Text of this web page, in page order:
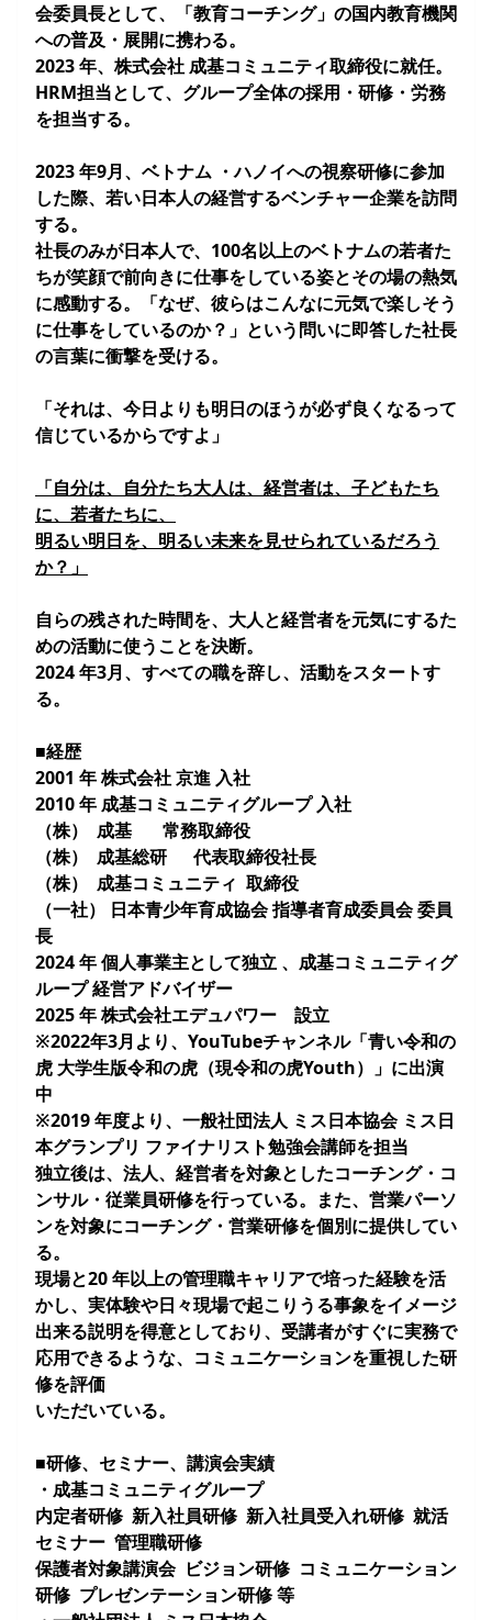
会委員⾧として、「教育コーチング」の国内教育機関
への普及・展開に携わる。
2023 年、株式会社 成基コミュニティ取締役に就任。
HRM担当として、グループ全体の採用・研修・労務
を担当する。
2023 年9月、ベトナム ・ハノイへの視察研修に参加
した際、若い日本人の経営するベンチャー企業を訪問
する。
社⾧のみが日本人で、100名以上のベトナムの若者た
ちが笑顔で前向きに仕事をしている姿とその場の熱気
に感動する。「なぜ、彼らはこんなに元気で楽しそう
に仕事をしているのか？」という問いに即答した社⾧
の言葉に衝撃を受ける。
「それは、今日よりも明日のほうが必ず良くなるって
信じているからですよ」
「自分は、自分たち大人は、経営者は、子どもたち
に、若者たちに、
明るい明日を、明るい未来を見せられているだろう
か？」
自らの残された時間を、大人と経営者を元気にするた
めの活動に使うことを決断。
2024 年3月、すべての職を辞し、活動をスタートす
る。
■経歴
2001 年 株式会社 京進 入社
2010 年 成基コミュニティグループ 入社
（株） 成基 常務取締役
（株） 成基総研 代表取締役社⾧
（株） 成基コミュニティ 取締役
（一社） 日本青少年育成協会 指導者育成委員会 委員
⾧
2024 年 個人事業主として独立 、成基コミュニティグ
ループ 経営アドバイザー
2025 年 株式会社エデュパワー 設立
※2022年3月より、YouTubeチャンネル「青い令和の
虎 大学生版令和の虎（現令和の虎Youth）」に出演
中
※2019 年度より、一般社団法人 ミス日本協会 ミス日
本グランプリ ファイナリスト勉強会講師を担当
独立後は、法人、経営者を対象としたコーチング・コ
ンサル・従業員研修を行っている。また、営業パーソ
ンを対象にコーチング・営業研修を個別に提供してい
る。
現場と20 年以上の管理職キャリアで培った経験を活
かし、実体験や日々現場で起こりうる事象をイメージ
出来る説明を得意としており、受講者がすぐに実務で
応用できるような、コミュニケーションを重視した研
修を評価
いただいている。
■研修、セミナー、講演会実績
・成基コミュニティグループ
内定者研修 新入社員研修 新入社員受入れ研修 就活
セミナー 管理職研修
保護者対象講演会 ビジョン研修 コミュニケーション
研修 プレゼンテーション研修 等